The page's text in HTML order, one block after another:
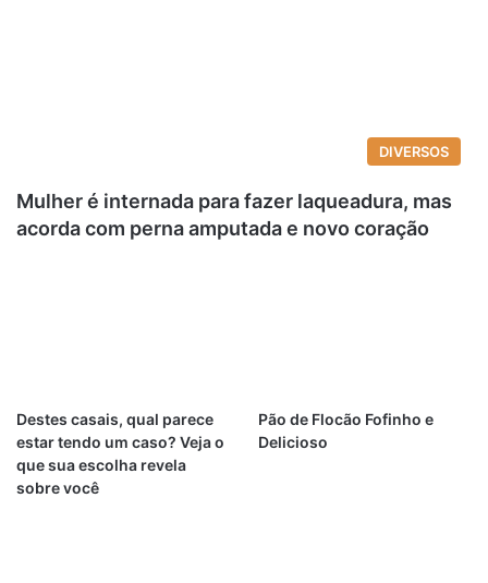
DIVERSOS
Mulher é internada para fazer laqueadura, mas
acorda com perna amputada e novo coração
Destes casais, qual parece
estar tendo um caso? Veja o
que sua escolha revela
sobre você
Pão de Flocão Fofinho e
Delicioso